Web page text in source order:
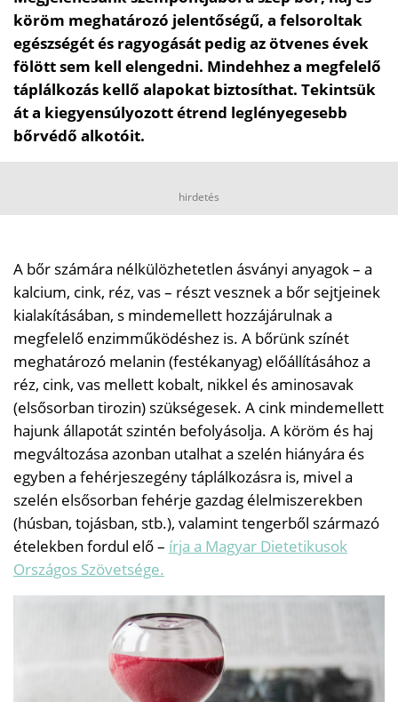
köröm meghatározó jelentőségű, a felsoroltak
egészségét és ragyogását pedig az ötvenes évek
fölött sem kell elengedni. Mindehhez a megfelelő
táplálkozás kellő alapokat biztosíthat. Tekintsük
át a kiegyensúlyozott étrend leglényegesebb
bőrvédő alkotóit.
hirdetés
A bőr számára nélkülözhetetlen ásványi anyagok – a
kalcium, cink, réz, vas – részt vesznek a bőr sejtjeinek
kialakításában, s mindemellett hozzájárulnak a
megfelelő enzimműködéshez is. A bőrünk színét
meghatározó melanin (festékanyag) előállításához a
réz, cink, vas mellett kobalt, nikkel és aminosavak
(elsősorban tirozin) szükségesek. A cink mindemellett
hajunk állapotát szintén befolyásolja. A köröm és haj
megváltozása azonban utalhat a szelén hiányára és
egyben a fehérjeszegény táplálkozásra is, mivel a
szelén elsősorban fehérje gazdag élelmiszerekben
(húsban, tojásban, stb.), valamint tengerből származó
ételekben fordul elő – írja a Magyar Dietetikusok
Országos Szövetsége.